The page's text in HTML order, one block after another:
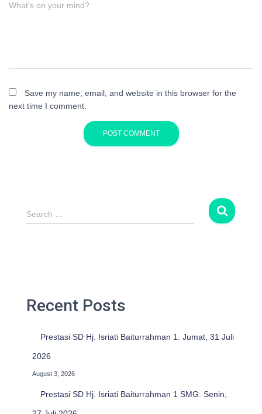
What's on your mind?
Save my name, email, and website in this browser for the
next time I comment.
S
e
o
r
Search …
Recent Posts
Prestasi SD Hj. Isriati Baiturrahman 1. Jumat, 31 Juli
2026
August 3, 2026
Prestasi SD Hj. Isriati Baiturrahman 1 SMG. Senin,